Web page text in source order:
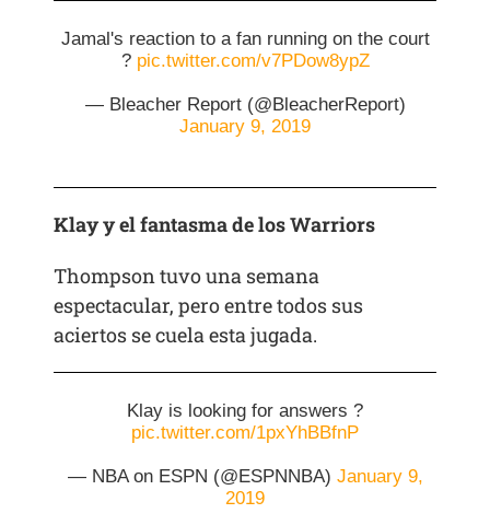
Jamal's reaction to a fan running on the court
? pic.twitter.com/v7PDow8ypZ
— Bleacher Report (@BleacherReport)
January 9, 2019
Klay y el fantasma de los Warriors
Thompson tuvo una semana
espectacular, pero entre todos sus
aciertos se cuela esta jugada.
Klay is looking for answers ?
pic.twitter.com/1pxYhBBfnP
— NBA on ESPN (@ESPNNBA) January 9,
2019